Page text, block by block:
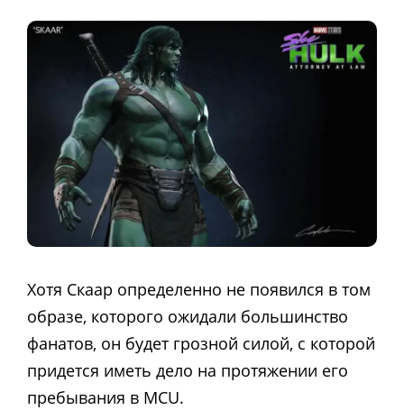
Хотя Скаар определенно не появился в том
образе, которого ожидали большинство
фанатов, он будет грозной силой, с которой
придется иметь дело на протяжении его
пребывания в MCU.